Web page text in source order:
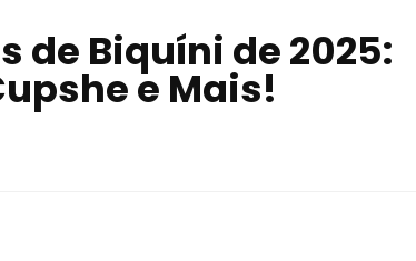
de Biquíni de 2025:
e Mais!